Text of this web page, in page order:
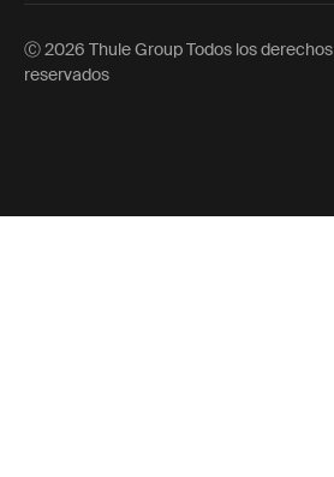
Ⓒ 2026 Thule Group Todos los derechos
reservados